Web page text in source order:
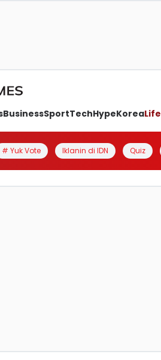
BusinessSportTechHypeKoreaLife
# Yuk Vote Iklanin di IDN Quiz